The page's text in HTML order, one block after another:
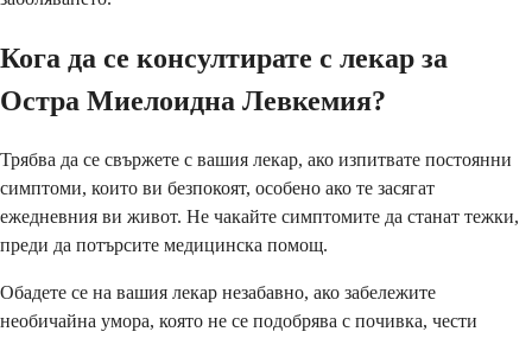
Кога да се консултирате с лекар за
Остра Миелоидна Левкемия?
Трябва да се свържете с вашия лекар, ако изпитвате постоянни
симптоми, които ви безпокоят, особено ако те засягат
ежедневния ви живот. Не чакайте симптомите да станат тежки,
преди да потърсите медицинска помощ.
Обадете се на вашия лекар незабавно, ако забележите
необичайна умора, която не се подобрява с почивка, чести